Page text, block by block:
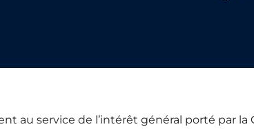
au service de l’intérêt général porté par